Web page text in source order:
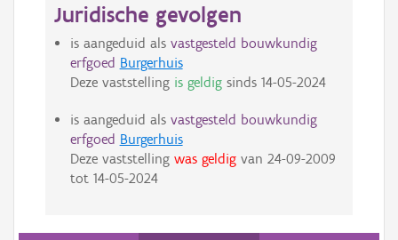
Juridische gevolgen
is aangeduid als vastgesteld bouwkundig
erfgoed Burgerhuis
Deze vaststelling is geldigsinds 14-05-2024
is aangeduid als vastgesteld bouwkundig
erfgoed Burgerhuis
Deze vaststelling was geldigvan 24-09-2009
tot 14-05-2024